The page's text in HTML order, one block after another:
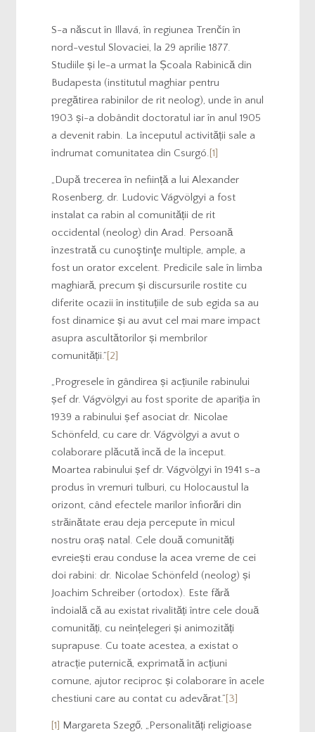
S-a născut în Illavá, în regiunea Trenčín în
nord-vestul Slovaciei, la 29 aprilie 1877.
Studiile și le-a urmat la Școala Rabinică din
Budapesta (institutul maghiar pentru
pregătirea rabinilor de rit neolog), unde în anul
1903 și-a dobândit doctoratul iar în anul 1905
a devenit rabin. La începutul activității sale a
îndrumat comunitatea din Csurgó.[1]
„După trecerea în neființă a lui Alexander
Rosenberg, dr. Ludovic Vágvölgyi a fost
instalat ca rabin al comunității de rit
occidental (neolog) din Arad. Persoană
înzestrată cu cunoştinţe multiple, ample, a
fost un orator excelent. Predicile sale în limba
maghiară, precum și discursurile rostite cu
diferite ocazii în instituțiile de sub egida sa au
fost dinamice și au avut cel mai mare impact
asupra ascultătorilor și membrilor
comunității.”[2]
„Progresele în gândirea și acțiunile rabinului
șef dr. Vágvölgyi au fost sporite de apariția în
1939 a rabinului șef asociat dr. Nicolae
Schönfeld, cu care dr. Vágvölgyi a avut o
colaborare plăcută încă de la început.
Moartea rabinului șef dr. Vágvölgyi în 1941 s-a
produs în vremuri tulburi, cu Holocaustul la
orizont, când efectele marilor înfiorări din
străinătate erau deja percepute în micul
nostru oraș natal. Cele două comunități
evreiești erau conduse la acea vreme de cei
doi rabini: dr. Nicolae Schönfeld (neolog) și
Joachim Schreiber (ortodox). Este fără
îndoială că au existat rivalități între cele două
comunități, cu neînțelegeri și animozități
suprapuse. Cu toate acestea, a existat o
atracție puternică, exprimată în acțiuni
comune, ajutor reciproc și colaborare în acele
chestiuni care au contat cu adevărat.”[3]
[1] Margareta Szegő, „Personalități religioase